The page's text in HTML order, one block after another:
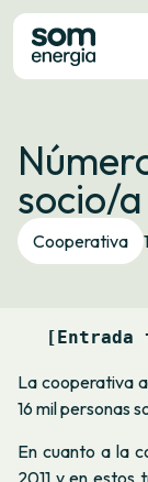
Tarifas
Servicios
Empresas
La
Idioma:
socio/a
Cooperativa
[Entrada
La cooperativa
16 mil personas
En cuanto a la